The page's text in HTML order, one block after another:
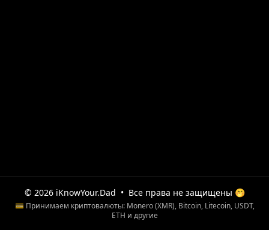
© 2026 iKnowYour.Dad • Все права не защищены 🤭
💳 Принимаем криптовалюты: Monero (XMR), Bitcoin, Litecoin, USDT,
ETH и другие